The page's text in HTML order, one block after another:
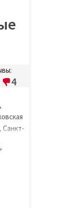
4
Санкт-
,